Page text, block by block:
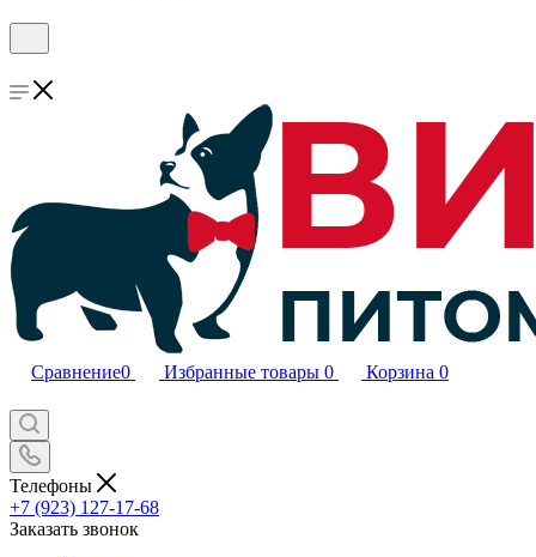
Сравнение0 Избранные товары 0 Корзина 0
Телефоны
+7 (923) 127-17-68
Заказать звонок